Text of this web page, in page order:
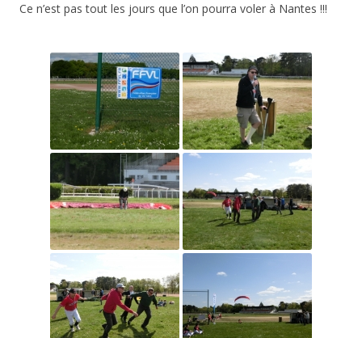
Ce n’est pas tout les jours que l’on pourra voler à Nantes !!!